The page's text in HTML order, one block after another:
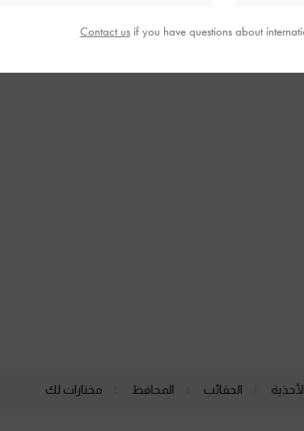
الأحذية الحقائب المحافظ مختارات لك
Contact usif you have questions about